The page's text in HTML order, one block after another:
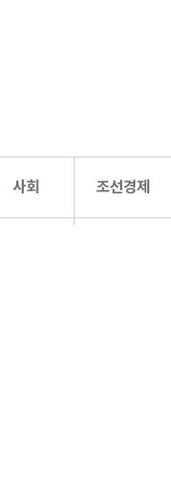
사회 조선경제